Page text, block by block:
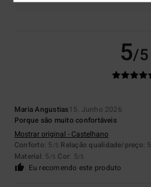
5/5
Maria Angustias15. Junho 2026
Porque são muito confortáveis
Mostrar original - Castelhano
Conforto: 5 /5 Relação qualidade/preço: 5
Material: 5 /5 Cor: 5/5
Eu recomendo este produto